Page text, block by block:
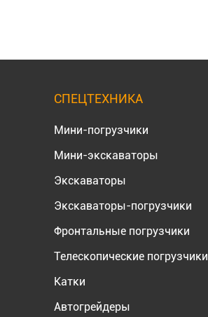
СПЕЦТЕХНИКА
Мини-погрузчики
Мини-экскаваторы
Экскаваторы
Экскаваторы-погрузчики
Фронтальные погрузчики
Телескопические погрузчики
Катки
Автогрейдеры